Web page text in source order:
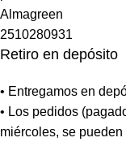
Retiro en depósito
• Entregamos en
• Los pedidos
miércoles, se